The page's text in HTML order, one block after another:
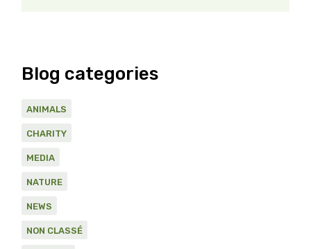
Blog categories
ANIMALS
CHARITY
MEDIA
NATURE
NEWS
NON CLASSÉ